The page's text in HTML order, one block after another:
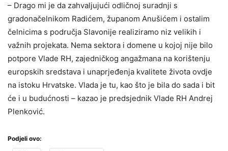
– Drago mi je da zahvaljujući odličnoj suradnji s
gradonačelnikom Radićem, županom Anušićem i ostalim
čelnicima s područja Slavonije realiziramo niz velikih i
važnih projekata. Nema sektora i domene u kojoj nije bilo
potpore Vlade RH, zajedničkog angažmana na korištenju
europskih sredstava i unaprjeđenja kvalitete života ovdje
na istoku Hrvatske. Vlada je tu, kao što je bila do sada i bit
će i u budućnosti – kazao je predsjednik Vlade RH Andrej
Plenković.
Podjeli ovo: